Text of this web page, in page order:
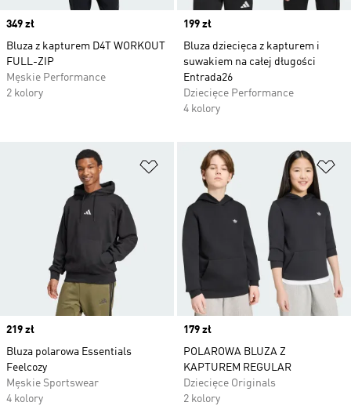
Price
349 zł
Bluza z kapturem D4T WORKOUT
FULL-ZIP
Męskie Performance
2 kolory
Price
199 zł
Bluza dziecięca z kapturem i
suwakiem na całej długości
Entrada26
Dziecięce Performance
4 kolory
Dodaj do listy życzeń
Price
219 zł
Bluza polarowa Essentials
Feelcozy
Męskie Sportswear
4 kolory
Price
179 zł
POLAROWA BLUZA Z
KAPTUREM REGULAR
Dziecięce Originals
2 kolory